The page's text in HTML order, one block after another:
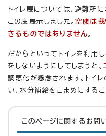
トイレ展については、避難所
この度展示しました。 空腹は我
きるものではありません。
だからといってトイレを利用
をしないようにしてしまうと、
調悪化が懸念されます。トイ
い、水分補給をこまめにする
このページに関する お問